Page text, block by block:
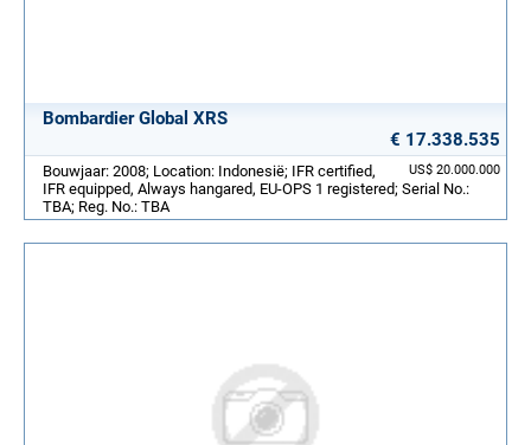
Bombardier Global XRS
€ 17.338.535
US$ 20.000.000
Bouwjaar: 2008; Location: Indonesië; IFR certified,
IFR equipped, Always hangared, EU-OPS 1 registered; Serial No.:
TBA; Reg. No.: TBA